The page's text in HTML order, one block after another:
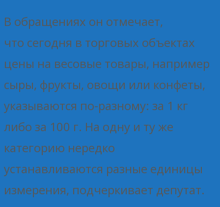
В обращениях он отмечает,
что сегодня в торговых объектах
цены на весовые товары, например
сыры, фрукты, овощи или конфеты,
указываются по-разному: за 1 кг
либо за 100 г. На одну и ту же
категорию нередко
устанавливаются разные единицы
измерения, подчеркивает депутат.